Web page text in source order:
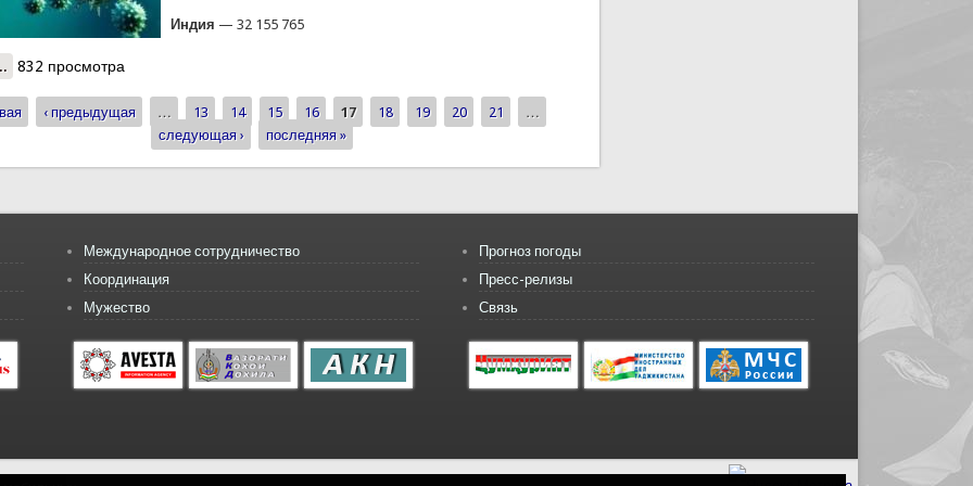
Индия — 32 155 765
о Ситуация по коронавирусу в мире на 14 августа 2021 года
832 просмотра
‹ предыдущая … 13 14 15 16 17 18 19 20 21
…
следующая ›
последняя »
Международное сотрудничество
Координация
Мужество
Прогноз погоды
Пресс-релизы
Связь